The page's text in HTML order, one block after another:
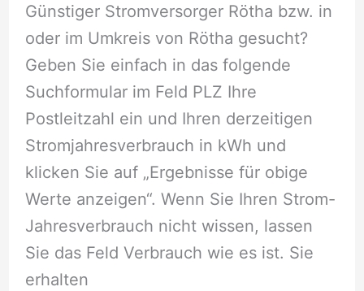
Günstiger Stromversorger Rötha bzw. in
oder im Umkreis von Rötha gesucht?
Geben Sie einfach in das folgende
Suchformular im Feld PLZ Ihre
Postleitzahl ein und Ihren derzeitigen
Stromjahresverbrauch in kWh und
klicken Sie auf „Ergebnisse für obige
Werte anzeigen“. Wenn Sie Ihren Strom-
Jahresverbrauch nicht wissen, lassen
Sie das Feld Verbrauch wie es ist. Sie
erhalten